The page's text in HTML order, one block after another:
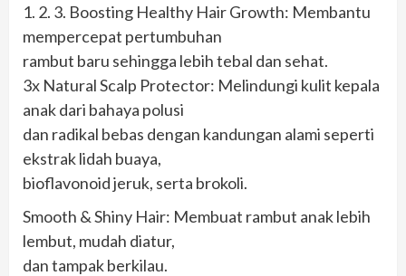
1. 2. 3. Boosting Healthy Hair Growth: Membantu
mempercepat pertumbuhan
rambut baru sehingga lebih tebal dan sehat.
3x Natural Scalp Protector: Melindungi kulit kepala
anak dari bahaya polusi
dan radikal bebas dengan kandungan alami seperti
ekstrak lidah buaya,
bioflavonoid jeruk, serta brokoli.
Smooth & Shiny Hair: Membuat rambut anak lebih
lembut, mudah diatur,
dan tampak berkilau.